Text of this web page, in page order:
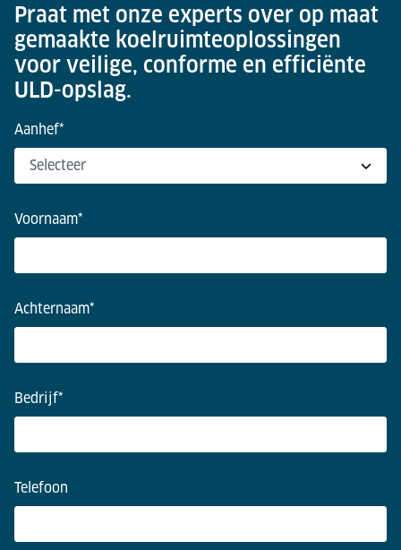
Praat met onze experts over op maat
gemaakte koelruimteoplossingen
voor veilige, conforme en efficiënte
ULD-opslag.
Aanhef*
Voornaam*
Achternaam*
Bedrijf*
Telefoon